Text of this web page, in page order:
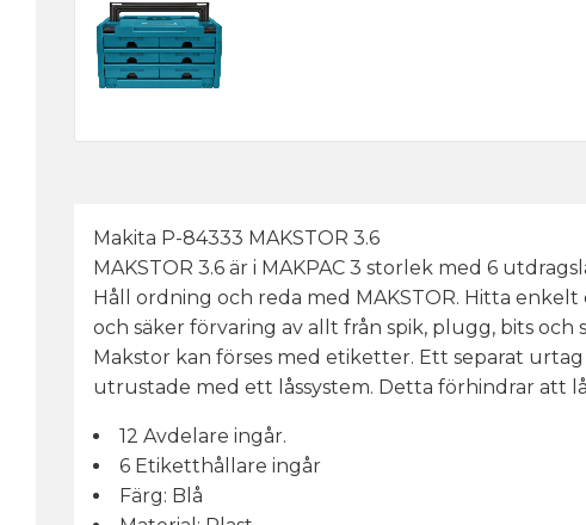
Makita P-84333 MAKSTOR 3.6
MAKSTOR 3.6 är i MAKPAC 3 storlek med 6
Håll ordning och reda med MAKSTOR. Hitta
och säker förvaring av allt från spik, plugg, bits och
Makstor kan förses med etiketter. Ett separat
utrustade med ett låssystem. Detta förhindrar att
12 Avdelare ingår.
6 Etiketthållare ingår
Färg: Blå